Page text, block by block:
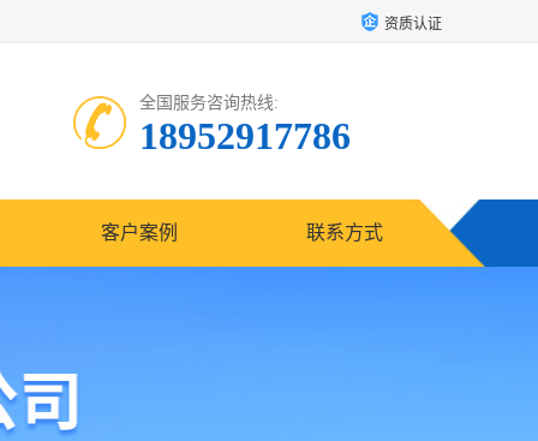
资质认证
全国服务咨询热线:
18952917786
客户案例 联系方式